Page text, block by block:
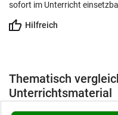
sofort im Unterricht
Hilfreich
Thematisch
Unterrichtsmaterial